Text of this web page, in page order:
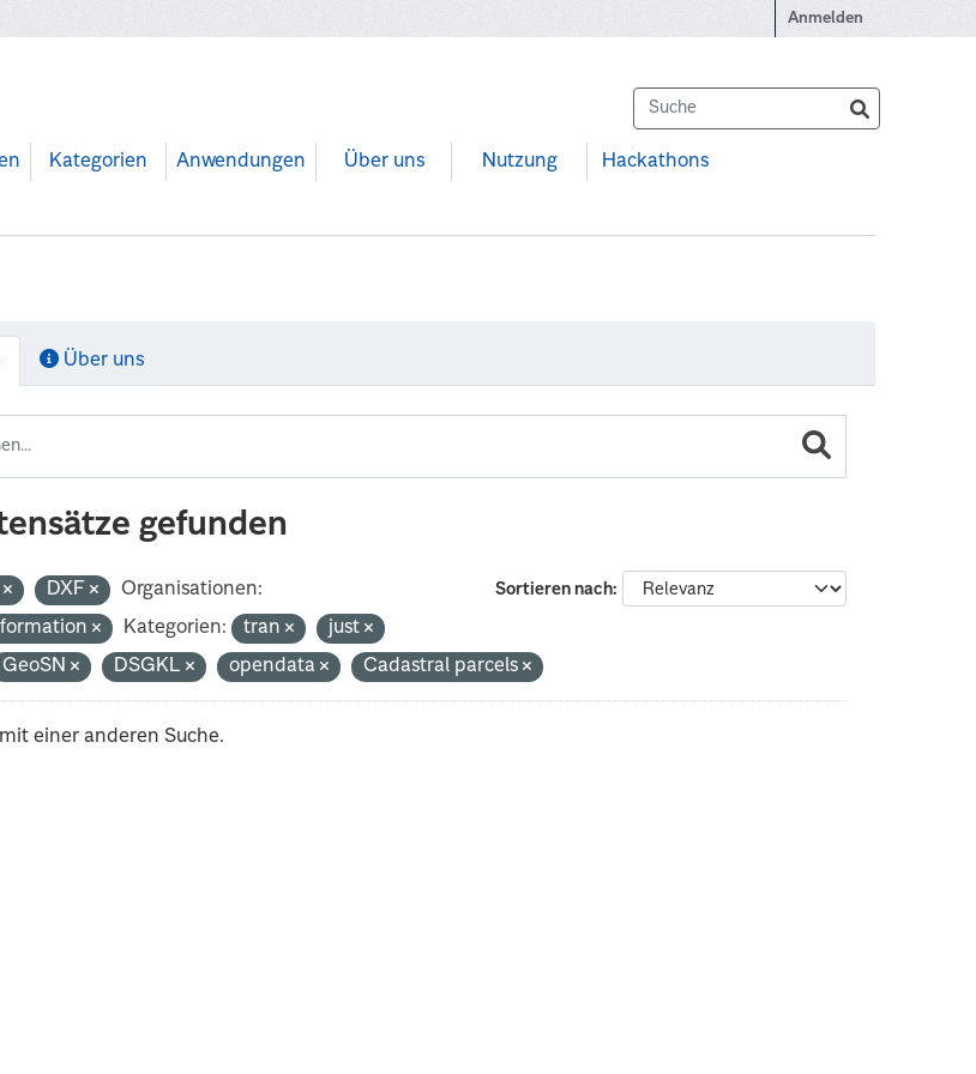
Anmelden
Kategorien Anwendungen Über uns Nutzung Hackathons
Über uns
gefunden
Sortieren nach
DXF
Organisationen:
Kategorien: tran
just
GeoSN DSGKL opendata Cadastral parcels
einer anderen Suche.